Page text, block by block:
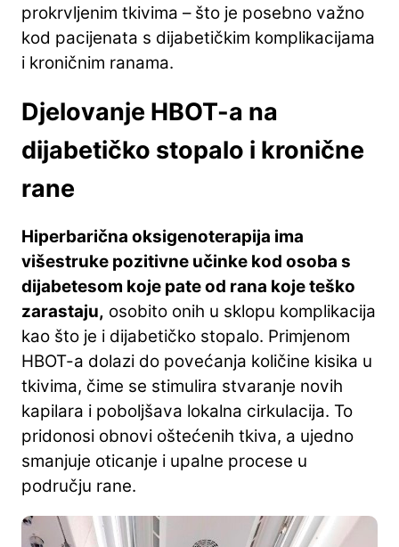
prokrvljenim tkivima – što je posebno važno
kod pacijenata s dijabetičkim komplikacijama
i kroničnim ranama.
Djelovanje HBOT-a na
dijabetičko stopalo i kronične
rane
Hiperbarična oksigenoterapija ima
višestruke pozitivne učinke kod osoba s
dijabetesom koje pate od rana koje teško
zarastaju, osobito onih u sklopu komplikacija
kao što je i dijabetičko stopalo. Primjenom
HBOT-a dolazi do povećanja količine kisika u
tkivima, čime se stimulira stvaranje novih
kapilara i poboljšava lokalna cirkulacija. To
pridonosi obnovi oštećenih tkiva, a ujedno
smanjuje oticanje i upalne procese u
području rane.